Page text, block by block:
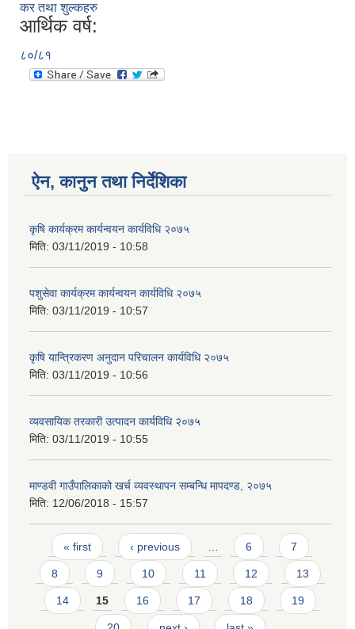
कर तथा शुल्कहरु
आर्थिक वर्ष:
८०/८१
ऐन, कानुन तथा निर्देशिका
कृषि कार्यक्रम कार्यन्वयन कार्यविधि २०७५
मिति: 03/11/2019 - 10:58
पशुसेवा कार्यक्रम कार्यन्वयन कार्यविधि २०७५
मिति: 03/11/2019 - 10:57
कृषि यान्त्रिकरण अनुदान परिचालन कार्यविधि २०७५
मिति: 03/11/2019 - 10:56
व्यवसायिक तरकारी उत्पादन कार्यविधि २०७५
मिति: 03/11/2019 - 10:55
माण्डवी गाउँपालिकाको खर्च व्यवस्थापन सम्बन्धि मापदण्ड, २०७५
मिति: 12/06/2018 - 15:57
Pages
« first ‹ previous 6 7
8 9 10 11 12 13
14 15 16 17 18 19